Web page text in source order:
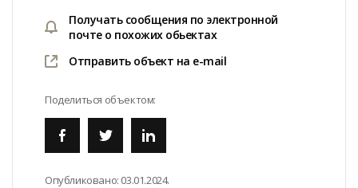
Получать сообщения по электронной
почте о похожих обьектах
Отправить объект на e-mail
Поделиться объектом:
Опубликовано: 03.01.2024.